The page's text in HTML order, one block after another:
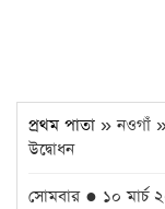
প্রথম পাতা » নওগাঁ »
উদ্বোধন
সোমবার ● ১০ মার্চ